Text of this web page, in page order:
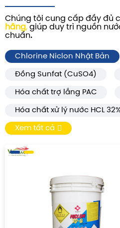
Chúng tôi cung cấp đầy đủ
hãng, giúp duy trì nguồn
chuẩn.
Chlorine Niclon Nhật Bản
Đồng Sunfat (CuSO4)
Hóa chất trợ lắng PAC
Hóa chất xử lý nước HCL
Xem tất cả